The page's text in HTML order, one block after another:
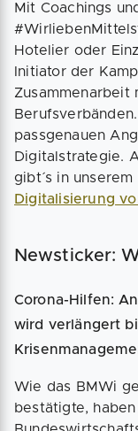
Mit Coachings
Hotelier oder
Initiator der
Zusammenarbeit
passgenauen
Digitalstrategie.
gibt´s in
Digitalisierung
Newsticker:
Corona-Hilfen:
wird verlängert
Wie das BMWi
bestätigte,